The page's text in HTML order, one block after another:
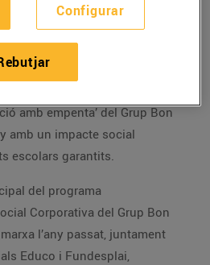
amb empenta’ del Grup Bon
amb un impacte social
escolars garantits.
del programa
Corporativa del Grup Bon
l’any passat, juntament
Educo i Fundesplai,
Configurar